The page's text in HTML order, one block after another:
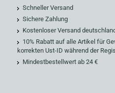
Schneller Versand
Sichere Zahlung
Kostenloser Versand
10% Rabatt auf alle Artikel für
korrekten Ust-ID während der
Mindestbestellwert ab 24 €